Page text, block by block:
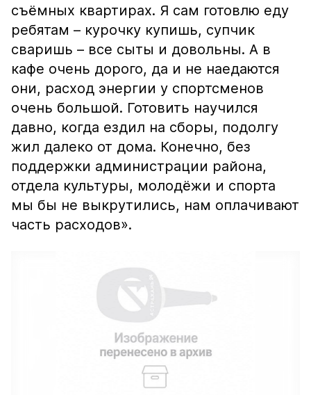
съёмных квартирах. Я сам готовлю еду
ребятам – курочку купишь, супчик
сваришь – все сыты и довольны. А в
кафе очень дорого, да и не наедаются
они, расход энергии у спортсменов
очень большой. Готовить научился
давно, когда ездил на сборы, подолгу
жил далеко от дома. Конечно, без
поддержки администрации района,
отдела культуры, молодёжи и спорта
мы бы не выкрутились, нам оплачивают
часть расходов».